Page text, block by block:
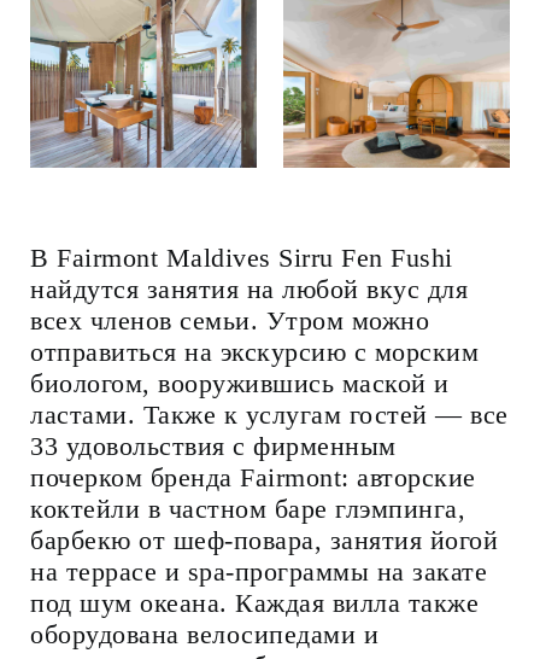
В Fairmont Maldives Sirru Fen Fushi
найдутся занятия на любой вкус для
всех членов семьи. Утром можно
отправиться на экскурсию с морским
биологом, вооружившись маской и
ластами. Также к услугам гостей — все
33 удовольствия с фирменным
почерком бренда Fairmont: авторские
коктейли в частном баре глэмпинга,
барбекю от шеф-повара, занятия йогой
на террасе и spa-программы на закате
под шум океана. Каждая вилла также
оборудована велосипедами и